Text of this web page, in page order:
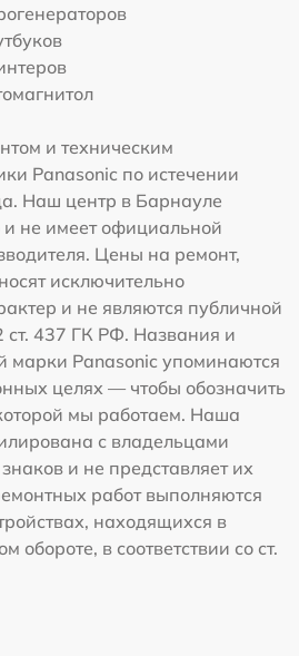
и техническим
Panasonic по истечении
Наш центр в Барнауле
и не имеет официальной
Цены на ремонт,
исключительно
и не являются публичной
ст. 437 ГК РФ. Названия и
марки Panasonic упоминаются
целях — чтобы обозначить
мы работаем. Наша
с владельцами
и не представляет их
работ выполняются
находящихся в
обороте, в соответствии со ст.